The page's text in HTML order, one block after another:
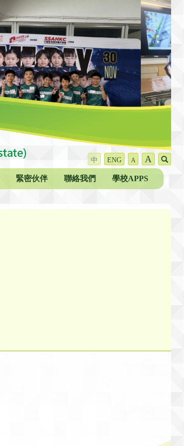
中 ENG A A
緊密伙伴 聯絡我們 學校APPS